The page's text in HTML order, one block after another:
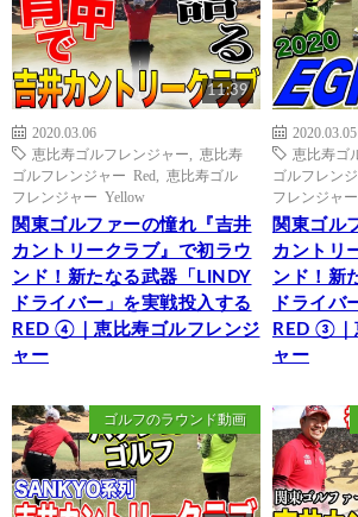
11:39
2020.03.06
恵比寿ゴルフレンジャー
恵比寿
ゴルフレンジャー Red
恵比寿ゴル
フレンジャー Yellow
関東ゴルファーの憧れ『吉井
カントリークラブ』で初ラウ
ンド！新たなる武器「LINDY
ドライバー」を実戦投入する
RED ④｜恵比寿ゴルフレンジ
ャー
2020.03.05
恵比寿ゴ
ゴルフレン
フレンジャ
関東ゴル
カントリ
ンド！新
ドライバ
RED ③｜
ャー
ゴルフのラウンド動画